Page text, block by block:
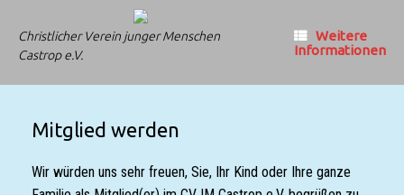
springenChristlicher Verein junger Menschen
Castrop e.V.
Weitere
Informationen
Mitglied werden
Wir würden uns sehr freuen, Sie, Ihr Kind oder Ihre ganze